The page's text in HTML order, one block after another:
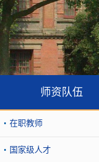
师资队伍
在职教师
国家级人才